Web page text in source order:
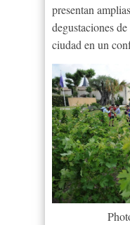
presentan
degustaciones
ciudad en un